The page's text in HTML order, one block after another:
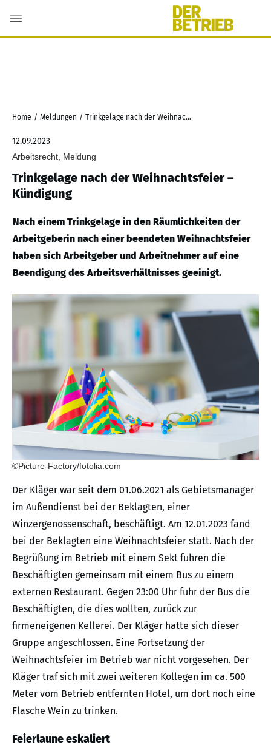
Home / Meldungen / Trinkgelage nach der Weihnachtsfeier – Kündigung
12.09.2023
Arbeitsrecht, Meldung
Trinkgelage nach der Weihnachtsfeier –
Kündigung
Nach einem Trinkgelage in den Räumlichkeiten der
Arbeitgeberin nach einer beendeten Weihnachtsfeier
haben sich Arbeitgeber und Arbeitnehmer auf eine
Beendigung des Arbeitsverhältnisses geeinigt.
©Picture-Factory/fotolia.com
Der Kläger war seit dem 01.06.2021 als Gebietsmanager
im Außendienst bei der Beklagten, einer
Winzergenossenschaft, beschäftigt. Am 12.01.2023 fand
bei der Beklagten eine Weihnachtsfeier statt. Nach der
Begrüßung im Betrieb mit einem Sekt fuhren die
Beschäftigten gemeinsam mit einem Bus zu einem
externen Restaurant. Gegen 23:00 Uhr fuhr der Bus die
Beschäftigten, die dies wollten, zurück zur
firmeneigenen Kellerei. Der Kläger hatte sich dieser
Gruppe angeschlossen. Eine Fortsetzung der
Weihnachtsfeier im Betrieb war nicht vorgesehen. Der
Kläger traf sich mit zwei weiteren Kollegen im ca. 500
Meter vom Betrieb entfernten Hotel, um dort noch eine
Flasche Wein zu trinken.
Feierlaune eskaliert